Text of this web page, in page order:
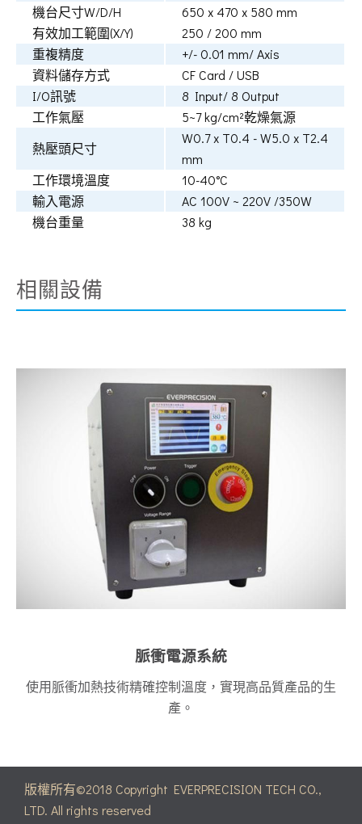
機台尺寸W/D/H
650 x 470 x 580 mm
有效加工範圍(X/Y)
250 / 200 mm
重複精度
+/- 0.01 mm/ Axis
資料儲存方式
CF Card / USB
I/O訊號
8 Input/ 8 Output
工作氣壓
5~7 kg/cm²乾燥氣源
熱壓頭尺寸
W0.7 x T0.4 - W5.0 x T2.4
mm
工作環境溫度
10-40°C
輸入電源
AC 100V ~ 220V /350W
機台重量
38 kg
相關設備
脈衝電源系統
使用脈衝加熱技術精確控制溫度，實現高品質產品的生
產。
版權所有©2018 Copyright EVERPRECISION TECH CO.,
LTD. All rights reserved